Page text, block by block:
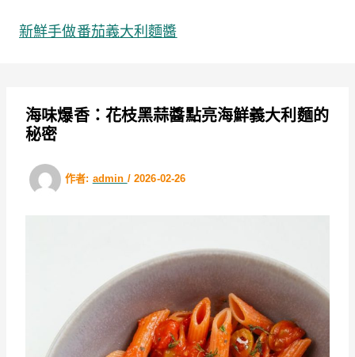
新鮮手做番茄義大利麵醬
海味爆香：花枝黑蒜醬點亮海鮮義大利麵的
秘密
作者: admin / 2026-02-26